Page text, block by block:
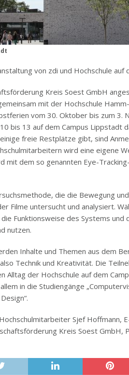
von zdi und Hochschule auf
Kreis Soest GmbH
mit der Hochschule
vom 30. Oktober bis zum 3.
bis 13 auf dem Campus Lippstadt
freie Restplätze gibt, sind
wird eine eigene
mit dem so genannten Eye-
die die Bewegung
Filme untersucht und analysiert.
die Funktionsweise des Systems
nutzen.
Inhalte und Themen aus dem
Technik und Kreativität. Die
Alltag der Hochschule auf dem
in die Studiengänge
Sjef Hoffmann,
Kreis Soest GmbH,